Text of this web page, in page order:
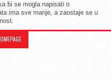
bi se mogla napisati o
ima sve manje, a zaostaje se u